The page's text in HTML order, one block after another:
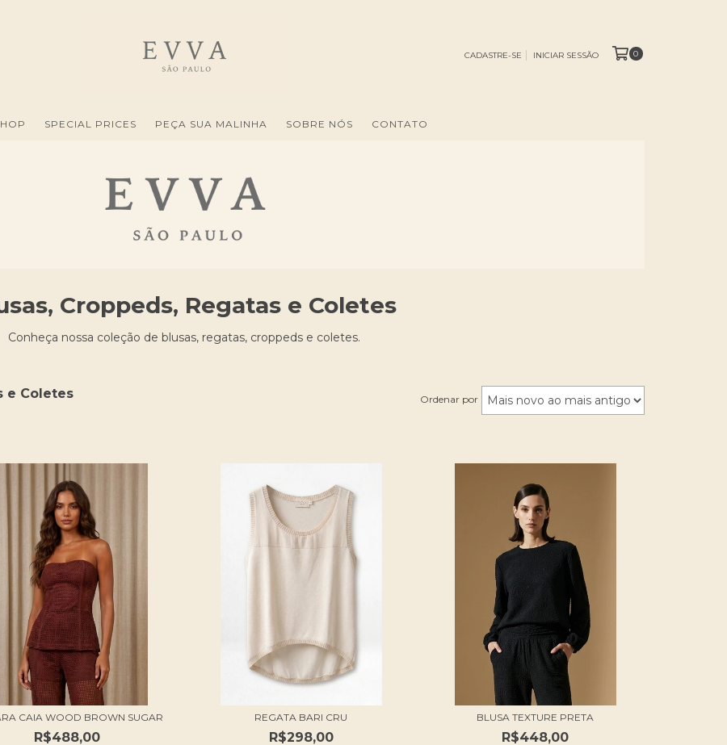
CADASTRE-SE INICIAR SESSÃO 0
SPECIAL PRICES PEÇA SUA MALINHA SOBRE NÓS CONTATO
Croppeds, Regatas e Coletes
Conheça nossa coleção de blusas, regatas, croppeds e coletes.
e Coletes Ordenar por
CAIA WOOD BROWN SUGAR
R$488,00
REGATA BARI CRU
R$298,00
BLUSA TEXTURE PRETA
R$448,00